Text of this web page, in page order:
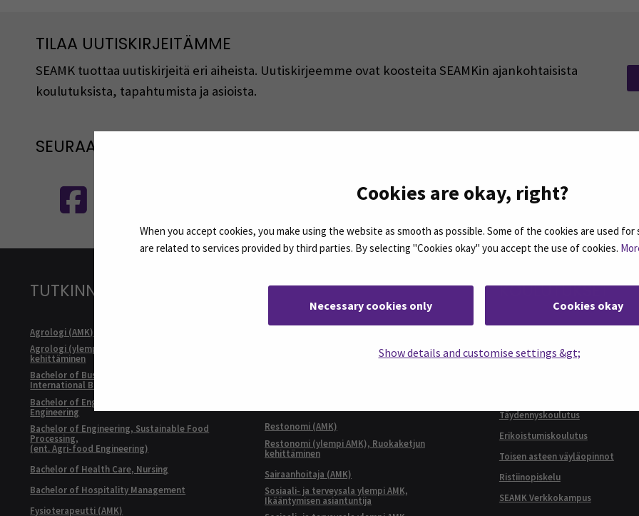
Cookies are okay, right?
When you accept cookies, you make using the website as smooth as possible. Some of the cookies are used
are related to services provided by third parties. By selecting "Cookies okay" you accept the use of cookies.
Necessary cookies only Cookies okay
Show details and customise settings &gt;
TILAA UUTISKIRJEITÄMME
SEAMK tuottaa uutiskirjeitä eri aiheista. Uutiskirjeemme ovat koosteita SEAMKin ajankohtaisista
koulutuksista, tapahtumista ja asioista.
SEURAA MEITÄ SOSIAALISESSA MEDIASSA
TUTKINNOT
Agrologi (AMK)
Agrologi (ylempi AMK), Maatalousyrityksen
kehittäminen
Bachelor of Business Administration,
International Business
Bachelor of Engineering, Automation
Engineering
Bachelor of Engineering, Sustainable Food
Processing,
(ent. Agri-food Engineering)
Bachelor of Health Care, Nursing
Bachelor of Hospitality Management
Fysioterapeutti (AMK)
Master of Business Administration,
International Business Management
Restonomi (AMK)
Restonomi (ylempi AMK), Ruokaketjun
kehittäminen
Sairaanhoitaja (AMK)
Sosiaali- ja terveysala ylempi AMK,
Ikääntymisen asiantuntija
KOULUTUKSET
Ylemmät AMK-tutkinnot
Täydennyskoulutus
Erikoistumiskoulutus
Toisen asteen väyläopinnot
Ristiinopiskelu
SEAMK Verkkokampus